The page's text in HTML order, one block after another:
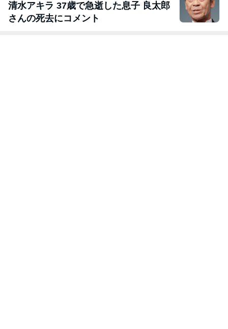
清水アキラ 37歳で急逝した息子 良太郎
さんの死去にコメント